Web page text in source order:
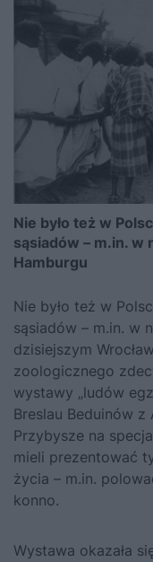
Nie było też w
sąsiadów – m.in. w
Hamburgu
Nie było też w
sąsiadów – m.in. w
dzisiejszym
zoologicznego
wystawy „ludów
Breslau Beduinów z
Przybysze na
mieli prezentować
życia – m.in.
konno.
Wystawa okazała